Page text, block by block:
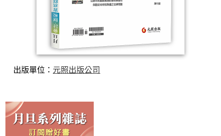
出版單位： 元照出版公司